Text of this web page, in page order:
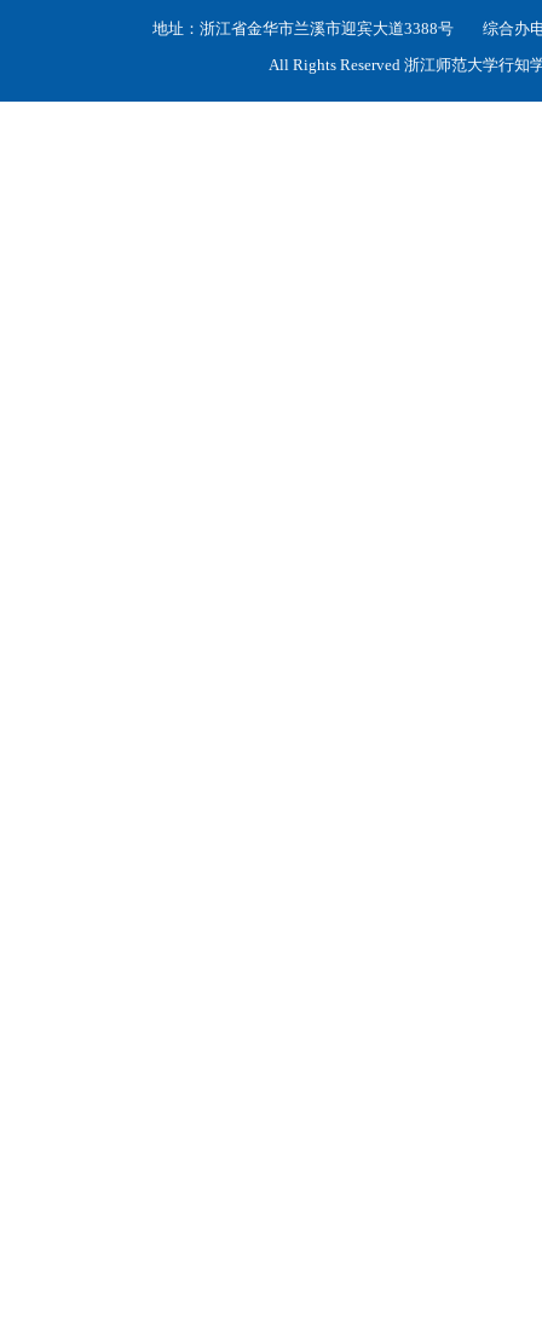
地址：浙江省金华市兰溪市迎宾大道3388号 综合
All Rights Reserved 浙江师范大学